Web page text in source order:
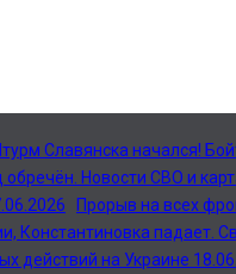
Славянска начался!
обречён. Новости СВО и
Прорыв на всех
Константиновка падает.
действий на Украине